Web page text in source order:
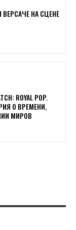
НА СЦЕНЕ
ROYAL POP.
О ВРЕМЕНИ,
МИРОВ